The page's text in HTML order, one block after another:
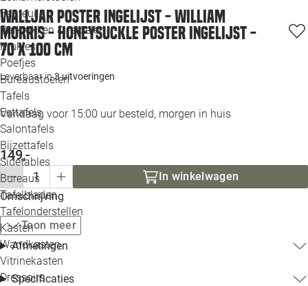
Fauteuils
Barkrukken & -stoelen
Krukjes
Poefjes
Bureaustoelen
Tafels
Eettafels
Salontafels
Bijzettafels
Sidetables
Bureaus
Tafelbladen
Tafelonderstellen
Kasten
Wandkasten
Vitrinekasten
Dressoirs
Walljar poster ingelijst - William
Morris - Honeysuckle Poster ingelijst -
70 x 100 cm
Leverbaar in3 uitvoeringen
Vandaag voor 15:00 uur besteld, morgen in huis
149,-
In winkelwagen
Omschrijving
Toon meer
Afmetingen
Specificaties